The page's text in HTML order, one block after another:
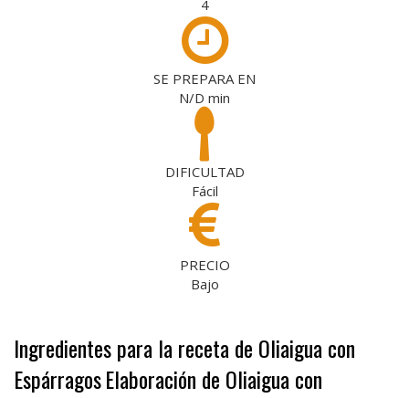
4
SE PREPARA EN
N/D min
DIFICULTAD
Fácil
PRECIO
Bajo
Ingredientes para la receta de Oliaigua con
EspárragosElaboración de Oliaigua con